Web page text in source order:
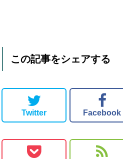
この記事をシェアする
Twitter Facebook